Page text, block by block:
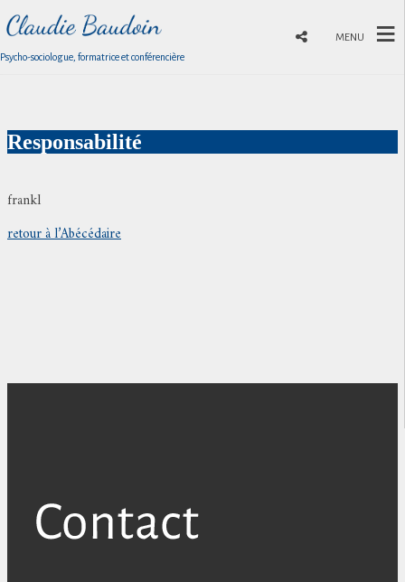
Psycho-sociologue, formatrice et conférencière
MENU
Responsabilité
frankl
retour à l’Abécédaire